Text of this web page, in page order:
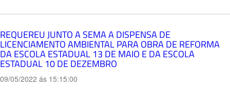
REQUEREU JUNTO A SEMA A DISPENSA DE
LICENCIAMENTO AMBIENTAL PARA OBRA DE REFORMA
DA ESCOLA ESTADUAL 13 DE MAIO E DA ESCOLA
ESTADUAL 10 DE DEZEMBRO
09/05/2022 ás 15:15:00